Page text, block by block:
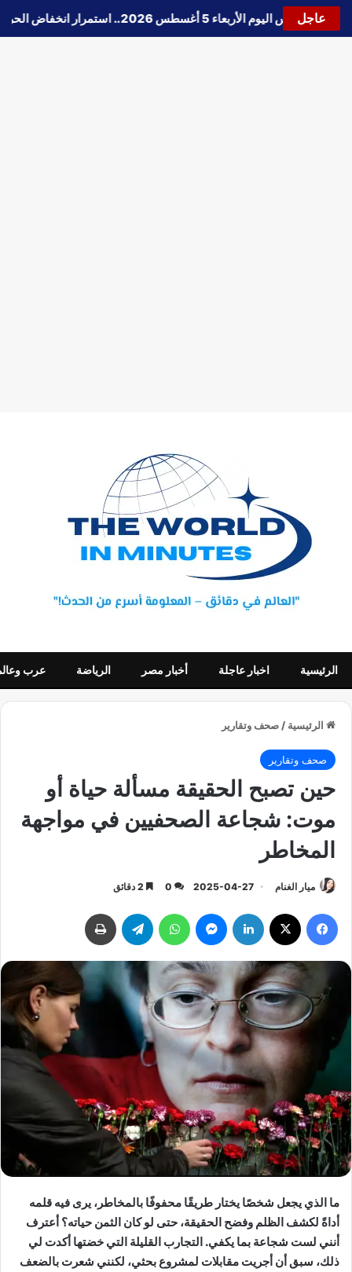
عاجل
🔵حالة الطقس اليوم الأربعاء 5 أغسطس 2026.. استمرار انخفاض الحرارة وتحذيرات من الشبورة واضطراب الملاحة
الرئيسية اخبار عاجلة أخبار مصر الرياضة عرب
الرئيسية / صحف وتقارير
صحف وتقارير
حين تصبح الحقيقة مسألة حياة أو
موت: شجاعة الصحفيين في مواجهة
المخاطر
ميار الغنام 2025-04-27
0
ما الذي يجعل شخصًا يختار طريقًا محفوفًا بالمخاطر، يرى فيه قلمه
أداةً لكشف الظلم وفضح الحقيقة، حتى لو كان الثمن حياته؟ أعترف
أنني لست شجاعة بما يكفي. التجارب القليلة التي خضتها أكدت لي
ذلك، سبق أن أجريت مقابلات لمشروع بحثي، لكنني شعرت بالضعف